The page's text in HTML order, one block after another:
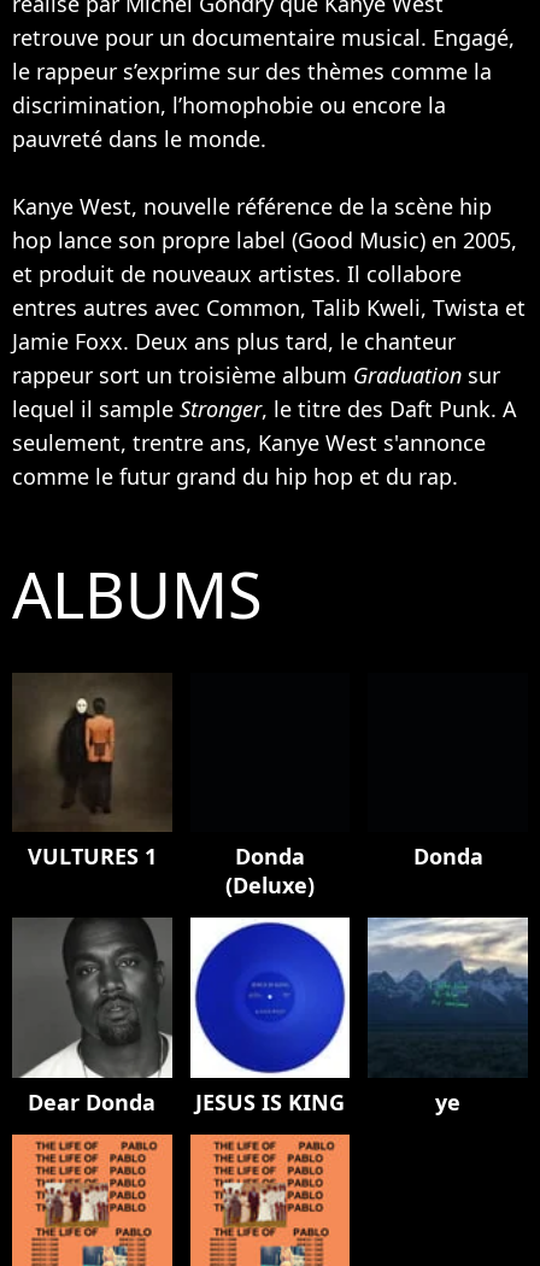
retrouve pour un documentaire musical. Engagé,
le rappeur s’exprime sur des thèmes comme la
discrimination, l’homophobie ou encore la
pauvreté dans le monde.
Kanye West, nouvelle référence de la scène hip
hop lance son propre label (Good Music) en 2005,
et produit de nouveaux artistes. Il collabore
entres autres avec Common, Talib Kweli, Twista et
Jamie Foxx. Deux ans plus tard, le chanteur
rappeur sort un troisième album Graduation sur
lequel il sample Stronger, le titre des Daft Punk. A
seulement, trentre ans, Kanye West s'annonce
comme le futur grand du hip hop et du rap.
ALBUMS
VULTURES 1
Donda
(Deluxe)
Donda
Dear Donda JESUS IS KING ye